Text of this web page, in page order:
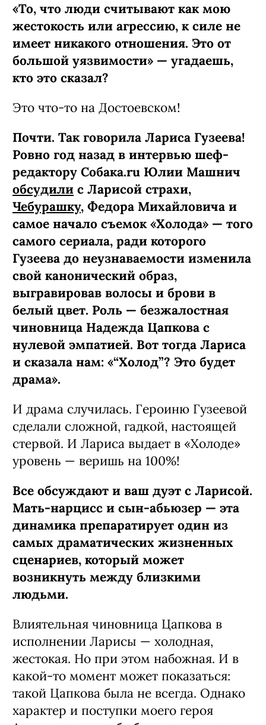
«То, что люди считывают как мою
жестокость или агрессию, к силе не
имеет никакого отношения. Это от
большой уязвимости» — угадаешь,
кто это сказал?
Это что-то на Достоевском!
Почти. Так говорила Лариса Гузеева!
Ровно год назад в интервью шеф-
редактору Собака.ru Юлии Машнич
обсудили с Ларисой страхи,
Чебурашку, Федора Михайловича и
самое начало съемок «Холода» — того
самого сериала, ради которого
Гузеева до неузнаваемости изменила
свой канонический образ,
выгравировав волосы и брови в
белый цвет. Роль — безжалостная
чиновница Надежда Цапкова с
нулевой эмпатией. Вот тогда Лариса
и сказала нам: «“Холод”? Это будет
драма».
И драма случилась. Героиню Гузеевой
сделали сложной, гадкой, настоящей
стервой. И Лариса выдает в «Холоде»
уровень — веришь на 100%!
Все обсуждают и ваш дуэт с Ларисой.
Мать-нарцисс и сын-абьюзер — эта
динамика препаратирует один из
самых драматических жизненных
сценариев, который может
возникнуть между близкими
людьми.
Влиятельная чиновница Цапкова в
исполнении Ларисы — холодная,
жестокая. Но при этом набожная. И в
какой-то момент может показаться:
такой Цапкова была не всегда. Однако
характер и поступки моего героя